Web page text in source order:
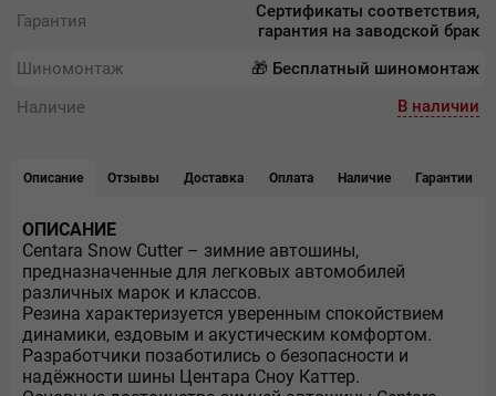
Гарантия
Сертификаты соответствия,
гарантия на заводской брак
Шиномонтаж
🎁 Бесплатный шиномонтаж
Наличие
В наличии
Описание Отзывы Доставка Оплата Наличие Гарантии
ОПИСАНИЕ
Centara Snow Cutter – зимние автошины,
предназначенные для легковых автомобилей
различных марок и классов.
Резина характеризуется уверенным спокойствием
динамики, ездовым и акустическим комфортом.
Разработчики позаботились о безопасности и
надёжности шины Центара Сноу Каттер.